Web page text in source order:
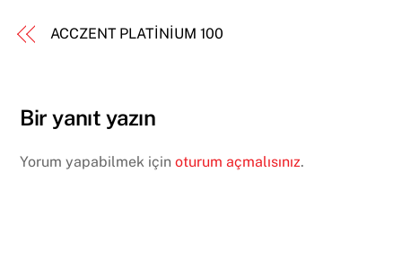
ACCZENT PLATİNİUM 100
Bir yanıt yazın
Yorum yapabilmek içinoturum açmalısınız.